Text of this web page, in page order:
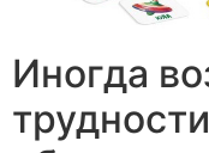
Иногда